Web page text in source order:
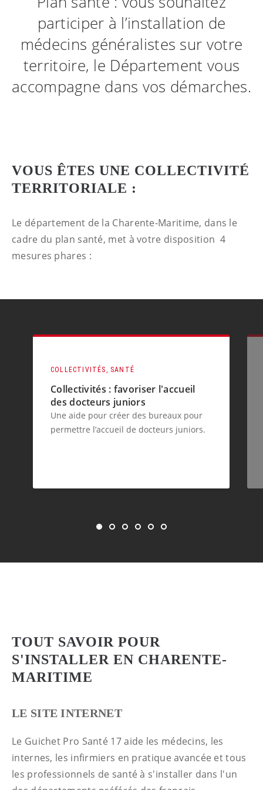
participer à l’installation de
médecins généralistes sur votre
territoire, le Département vous
accompagne dans vos démarches.
VOUS ÊTES UNE COLLECTIVITÉ
TERRITORIALE :
Le département de la Charente-Maritime, dans le
cadre du plan santé, met à votre disposition 4
mesures phares :
COLLECTIVITÉS, SANTÉ
Collectivités : favoriser l'accueil
des docteurs juniors
Une aide pour créer des bureaux pour
permettre l’accueil de docteurs juniors.
Afficher l'image 1
Afficher l'image 2
Afficher l'image 3
Afficher l'image 4
Afficher l'image 5
Afficher l'image 6
TOUT SAVOIR POUR
S'INSTALLER EN CHARENTE-
MARITIME
LE SITE INTERNET
Le Guichet Pro Santé 17 aide les médecins, les
internes, les infirmiers en pratique avancée et tous
les professionnels de santé à s'installer dans l'un